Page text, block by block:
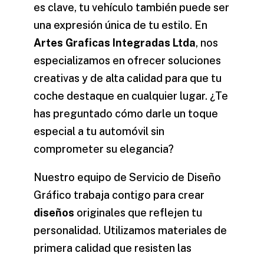
es clave, tu vehículo también puede ser
una expresión única de tu estilo. En
Artes Graficas Integradas Ltda, nos
especializamos en ofrecer soluciones
creativas y de alta calidad para que tu
coche destaque en cualquier lugar. ¿Te
has preguntado cómo darle un toque
especial a tu automóvil sin
comprometer su elegancia?
Nuestro equipo de Servicio de Diseño
Gráfico trabaja contigo para crear
diseños originales que reflejen tu
personalidad. Utilizamos materiales de
primera calidad que resisten las